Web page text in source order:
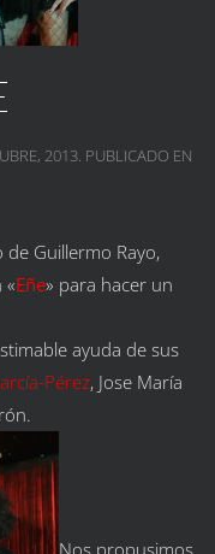
2013. PUBLICADO EN
Guillermo Rayo,
«Eñe» para hacer un
ayuda de sus
Pérez, Jose María